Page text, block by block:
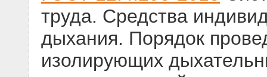
труда. Средства
дыхания. Порядок
изолирующих